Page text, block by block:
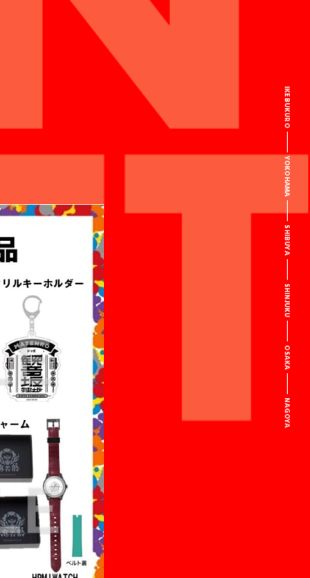
IKEBUKURO
YOKOHAMA
SHIBUYA
SHINJUKU
OSAKA
NAGOYA